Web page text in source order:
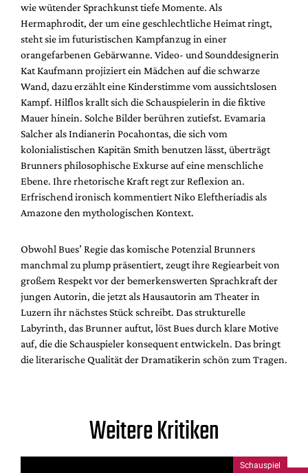
wie wütender Sprachkunst tiefe Momente. Als
Hermaphrodit, der um eine geschlechtliche Heimat ringt,
steht sie im futuristischen Kampfanzug in einer
orangefarbenen Gebärwanne. Video- und Sounddesignerin
Kat Kaufmann projiziert ein Mädchen auf die schwarze
Wand, dazu erzählt eine Kinderstimme vom aussichtslosen
Kampf. Hilflos krallt sich die Schauspielerin in die fiktive
Mauer hinein. Solche Bilder berühren zutiefst. Evamaria
Salcher als Indianerin Pocahontas, die sich vom
kolonialistischen Kapitän Smith benutzen lässt, überträgt
Brunners philosophische Exkurse auf eine menschliche
Ebene. Ihre rhetorische Kraft regt zur Reflexion an.
Erfrischend ironisch kommentiert Niko Eleftheriadis als
Amazone den mythologischen Kontext.
Obwohl Bues’ Regie das komische Potenzial Brunners
manchmal zu plump präsentiert, zeugt ihre Regiearbeit von
großem Respekt vor der bemerkenswerten Sprachkraft der
jungen Autorin, die jetzt als Hausautorin am Theater in
Luzern ihr nächstes Stück schreibt. Das strukturelle
Labyrinth, das Brunner auftut, löst Bues durch klare Motive
auf, die die Schauspieler konsequent entwickeln. Das bringt
die literarische Qualität der Dramatikerin schön zum Tragen.
Weitere Kritiken
Schauspiel